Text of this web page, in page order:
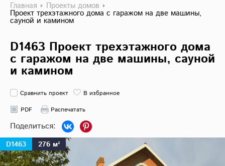
Главная Проекты домов
Проект трехэтажного дома с гаражом на две машины,
сауной и камином
D1463 Проект трехэтажного дома
с гаражом на две машины, сауной
и камином
Сравнить проект
В избранное
PDF
Распечатать
D1463 276 м²